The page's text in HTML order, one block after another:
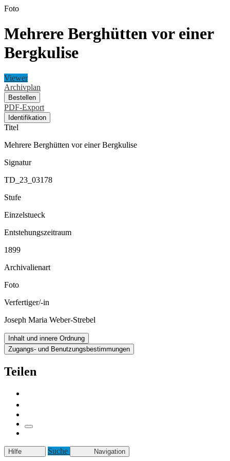
Foto
Mehrere Berghütten vor einer
Bergkulise
Viewer
Archivplan
Bestellen
PDF-Export
Identifikation
Titel
Mehrere Berghütten vor einer Bergkulise
Signatur
TD_23_03178
Stufe
Einzelstueck
Entstehungszeitraum
1899
Archivalienart
Foto
Verfertiger/-in
Joseph Maria Weber-Strebel
Inhalt und innere Ordnung
Zugangs- und Benutzungsbestimmungen
Teilen
Hilfe Suche Navigation